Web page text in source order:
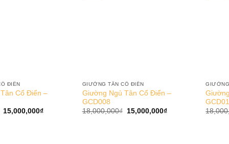
ĐIỂN
Cổ Điển –
Giá
15,000,000₫Giá
GIƯỜNG TÂN CỔ ĐIỂN
Giường Ngủ Tân Cổ Điển –
GCD008
18,000,000₫
Giá
15,000,000₫Giá